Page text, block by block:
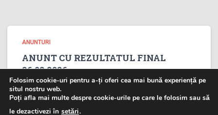
ANUNTURI
ANUNT CU REZULTATUL FINAL
26.02.2026
Folosim cookie-uri pentru a-ți oferi cea mai bună experiență pe
situl nostru web.
Poți afla mai multe despre cookie-urile pe care le folosim sau să
le dezactivezi în setări.